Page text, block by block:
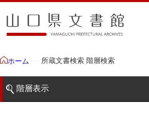
ホーム 所蔵文書検索 階層検索
階層表示